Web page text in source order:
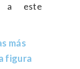
a este
más
figura